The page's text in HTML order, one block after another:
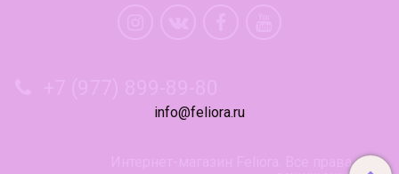
info@feliora.ru
Интернет-магазин Feliora. Все права